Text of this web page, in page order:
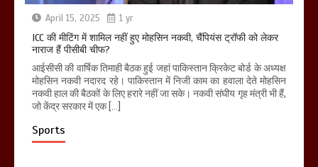
April 15, 2025 1 yr
ICC की मीटिंग में शामिल नहीं हुए मोहसिन नकवी, चैंपियंस ट्रॉफी को लेकर
नाराज हैं पीसीबी चीफ?
आईसीसी की वार्षिक तिमाही बैठक हुई जहां पाकिस्तान क्रिकेट बोर्ड के अध्यक्ष
मोहसिन नकवी नदारद रहे। पाकिस्तान में निजी काम का हवाला देते मोहसिन
नकवी हाल की बैठकों के लिए हरारे नहीं जा सके। नकवी संघीय गृह मंत्री भी हैं,
जो केंद्र सरकार में एक […]
Sports